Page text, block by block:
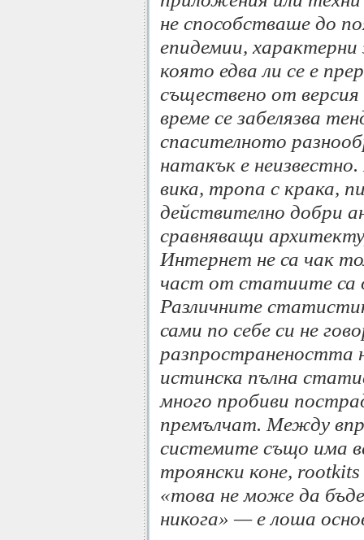
не способстваше до
епидемии, характерни
която едва ли се е
съществено от
време се забелязва
спасителното
натакък е
вика, тропа с крака,
действително добри
сравняващи
Интернет не са чак
част от статиите са
Различните
сами по себе си не
разпространеността
истинска пълна
много пробиви
премълчат. Между
системите също има
троянски коне,
«това не може да
никога» — е лоша